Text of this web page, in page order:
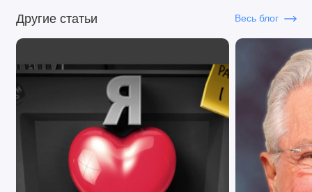
Другие статьи Весь блог